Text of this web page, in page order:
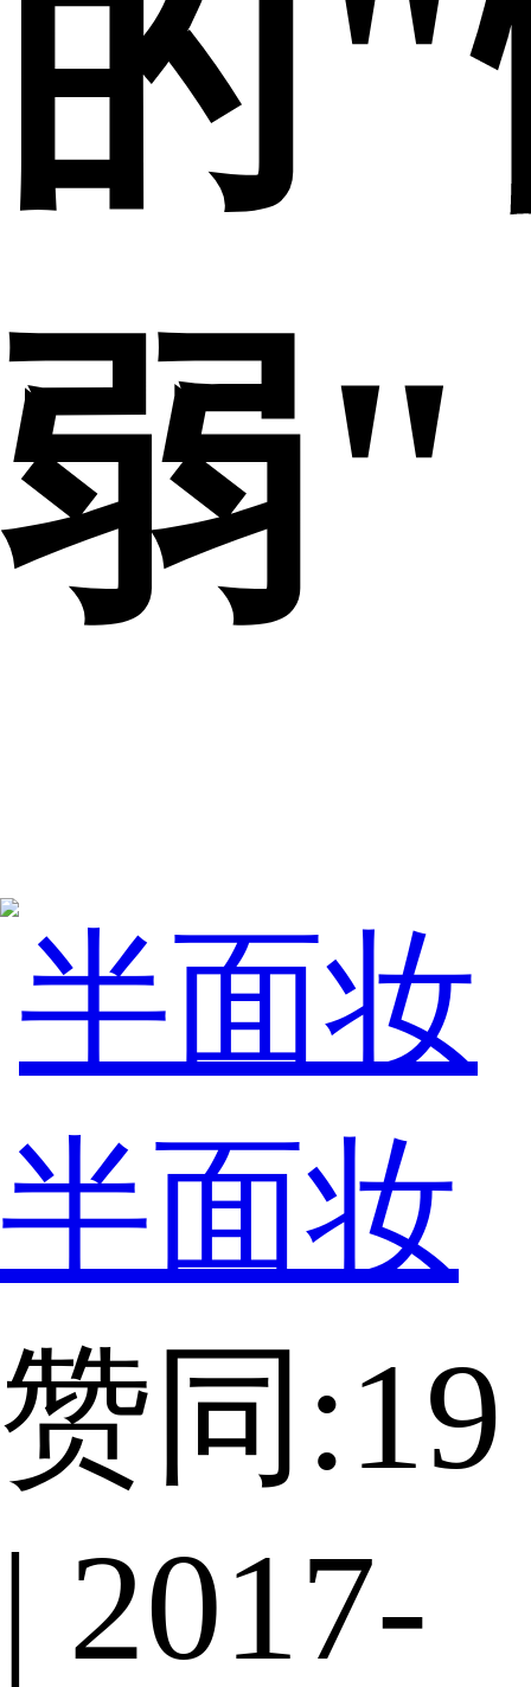
的
弱"
半面妆
赞同:19
| 2017-